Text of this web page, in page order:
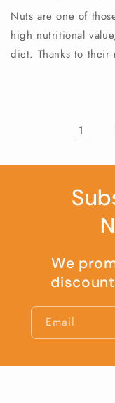
Nuts are one of
high nutritional
diet. Thanks to
1
We
Email